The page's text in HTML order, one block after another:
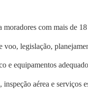
com mais de 18
legislação,
e equipamentos
aérea e serviços